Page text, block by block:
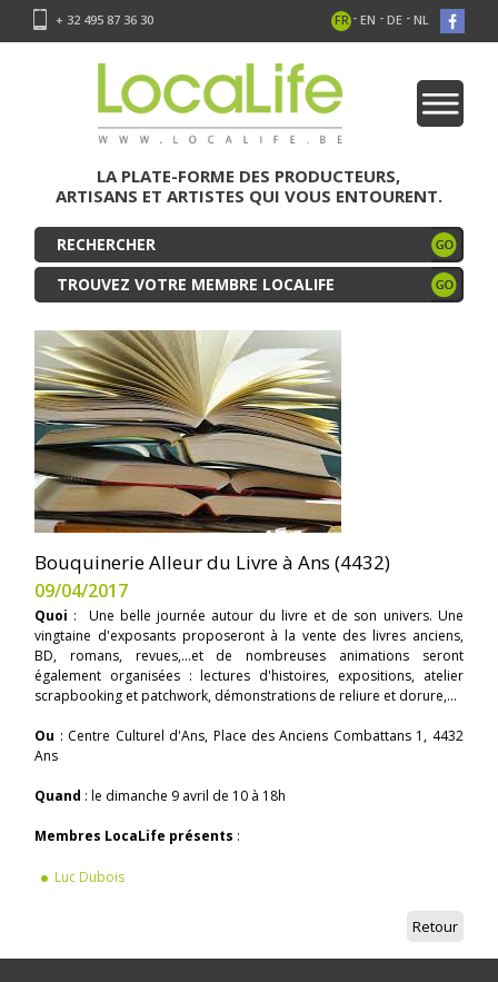
+ 32 495 87 36 30 FR - EN - DE - NL
LA PLATE-FORME DES PRODUCTEURS,
ARTISANS ET ARTISTES QUI VOUS ENTOURENT.
TROUVEZ VOTRE MEMBRE LOCALIFE
Bouquinerie Alleur du Livre à Ans (4432)
09/04/2017
Quoi : Une belle journée autour du livre et de son univers. Une
vingtaine d'exposants proposeront à la vente des livres anciens,
BD, romans, revues,...et de nombreuses animations seront
également organisées : lectures d'histoires, expositions, atelier
scrapbooking et patchwork, démonstrations de reliure et dorure,...
Ou : Centre Culturel d'Ans, Place des Anciens Combattans 1, 4432
Ans
Quand : le dimanche 9 avril de 10 à 18h
Membres LocaLife présents :
Luc Dubois
Retour